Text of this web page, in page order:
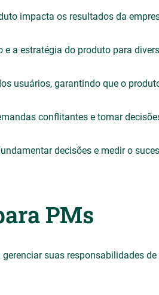
impacta os resultados da
a estratégia do produto para
usuários, garantindo que o
conflitantes e tomar
decisões e medir o
PMs
suas responsabilidades de